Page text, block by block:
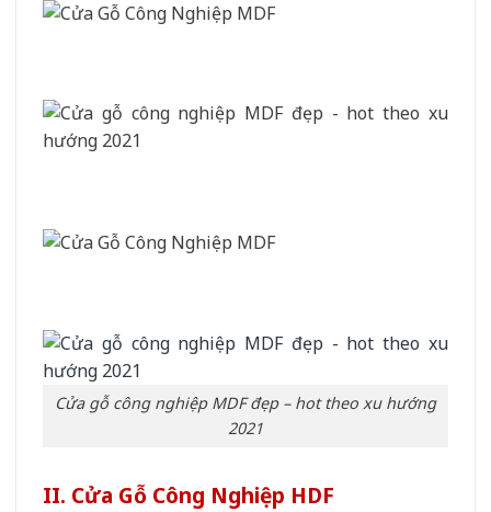
Cửa gỗ công nghiệp MDF đẹp – hot theo xu hướng
2021
II. Cửa Gỗ Công Nghiệp HDF